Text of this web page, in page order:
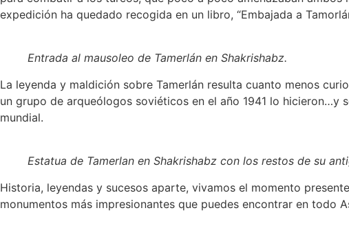
expedición ha quedado recogida en un libro, “Embajada a
Entrada al mausoleo de Tamerlán en Shakrishabz.
La leyenda y maldición sobre Tamerlán resulta cuanto menos
un grupo de arqueólogos soviéticos en el año 1941 lo hicieron…y
mundial.
Estatua de Tamerlan en Shakrishabz con los restos de su
Historia, leyendas y sucesos aparte, vivamos el momento
monumentos más impresionantes que puedes encontrar en todo